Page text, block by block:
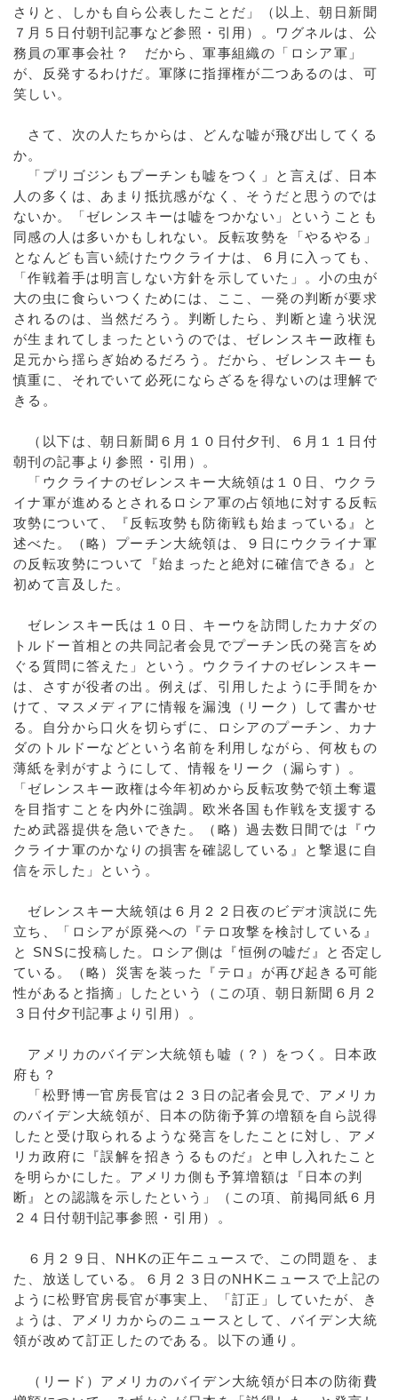
さりと、しかも自ら公表したことだ」（以上、朝日新聞
７月５日付朝刊記事など参照・引用）。ワグネルは、公
務員の軍事会社？ だから、軍事組織の「ロシア軍」
が、反発するわけだ。軍隊に指揮権が二つあるのは、可
笑しい。
さて、次の人たちからは、どんな嘘が飛び出してくる
か。
「プリゴジンもプーチンも嘘をつく」と言えば、日本
人の多くは、あまり抵抗感がなく、そうだと思うのでは
ないか。「ゼレンスキーは嘘をつかない」ということも
同感の人は多いかもしれない。反転攻勢を「やるやる」
となんども言い続けたウクライナは、６月に入っても、
「作戦着手は明言しない方針を示していた」。小の虫が
大の虫に食らいつくためには、ここ、一発の判断が要求
されるのは、当然だろう。判断したら、判断と違う状況
が生まれてしまったというのでは、ゼレンスキー政権も
足元から揺らぎ始めるだろう。だから、ゼレンスキーも
慎重に、それでいて必死にならざるを得ないのは理解で
きる。
（以下は、朝日新聞６月１０日付夕刊、６月１１日付
朝刊の記事より参照・引用）。
「ウクライナのゼレンスキー大統領は１０日、ウクラ
イナ軍が進めるとされるロシア軍の占領地に対する反転
攻勢について、『反転攻勢も防衛戦も始まっている』と
述べた。（略）プーチン大統領は、９日にウクライナ軍
の反転攻勢について『始まったと絶対に確信できる』と
初めて言及した。
ゼレンスキー氏は１０日、キーウを訪問したカナダの
トルドー首相との共同記者会見でプーチン氏の発言をめ
ぐる質問に答えた」という。ウクライナのゼレンスキー
は、さすが役者の出。例えば、引用したように手間をか
けて、マスメディアに情報を漏洩（リーク）して書かせ
る。自分から口火を切らずに、ロシアのプーチン、カナ
ダのトルドーなどという名前を利用しながら、何枚もの
薄紙を剥がすようにして、情報をリーク（漏らす）。
「ゼレンスキー政権は今年初めから反転攻勢で領土奪還
を目指すことを内外に強調。欧米各国も作戦を支援する
ため武器提供を急いできた。（略）過去数日間では『ウ
クライナ軍のかなりの損害を確認している』と撃退に自
信を示した」という。
ゼレンスキー大統領は６月２２日夜のビデオ演説に先
立ち、「ロシアが原発への『テロ攻撃を検討している』
と SNSに投稿した。ロシア側は『恒例の嘘だ』と否定し
ている。（略）災害を装った『テロ』が再び起きる可能
性があると指摘」したという（この項、朝日新聞６月２
３日付夕刊記事より引用）。
アメリカのバイデン大統領も嘘（？）をつく。日本政
府も？
「松野博一官房長官は２３日の記者会見で、アメリカ
のバイデン大統領が、日本の防衛予算の増額を自ら説得
したと受け取られるような発言をしたことに対し、アメ
リカ政府に『誤解を招きうるものだ』と申し入れたこと
を明らかにした。アメリカ側も予算増額は『日本の判
断』との認識を示したという」（この項、前掲同紙６月
２４日付朝刊記事参照・引用）。
６月２９日、NHKの正午ニュースで、この問題を、ま
た、放送している。６月２３日のNHKニュースで上記の
ように松野官房長官が事実上、「訂正」していたが、き
ょうは、アメリカからのニュースとして、バイデン大統
領が改めて訂正したのである。以下の通り。
（リード）アメリカのバイデン大統領が日本の防衛費